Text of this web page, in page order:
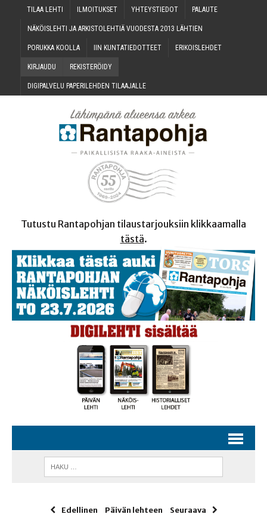
TILAA LEH­TI ILMOI­TUK­SET YHTEYS­TIE­DOT PALAU­TE
NÄKÖIS­LEH­TI JA ARKIS­TO­LEH­TIÄ VUO­DES­TA 2013 LÄHTIEN
PORUK­KA KOOLLA IIN KUN­TA­TIE­DOT­TEET ERI­KOIS­LEH­DET
KIR­JAU­DU REKIS­TE­RÖI­DY
DIGI­PAL­VE­LU PAPE­RI­LEH­DEN TILAAJALLE
Tutustu Rantapohjan tilaustarjouksiin klikkaamalla
tästä.
Edellinen Päivän lehteen Seuraava